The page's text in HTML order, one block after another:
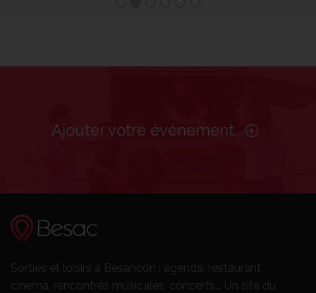
Ajouter votre événement
Sorties et loisirs à Besancon : agenda, restaurant,
cinema, rencontres musicales, concerts... Un site du